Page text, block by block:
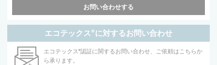
お問い合わせする
エコテックス®に対するお問い合わせ
エコテックス®認証に関するお問い合わせ、ご依頼はこちらか
ら承ります。